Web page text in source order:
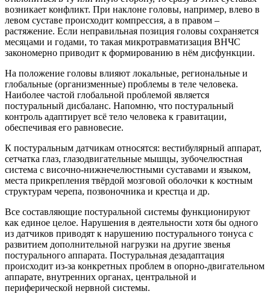
возникает конфликт. При наклоне головы, например, влево в
левом суставе происходит компрессия, а в правом –
растяжение. Если неправильная позиция головы сохраняется
месяцами и годами, то такая микротравматизация ВНЧС
закономерно приводит к формированию в нём дисфункции.
На положение головы влияют локальные, региональные и
глобальные (организменные) проблемы в теле человека.
Наиболее частой глобальной проблемой является
постуральный дисбаланс. Напомню, что постуральный
контроль адаптирует всё тело человека к гравитации,
обеспечивая его равновесие.
К постуральным датчикам относятся: вестибулярный аппарат,
сетчатка глаз, глазодвигательные мышцы, зубочелюстная
система с височно-нижнечелюстными суставами и языком,
места прикрепления твёрдой мозговой оболочки к костным
структурам черепа, позвоночника и крестца и др.
Все составляющие постуральной системы функционируют
как единое целое. Нарушения в деятельности хотя бы одного
из датчиков приводят к нарушению постурального тонуса с
развитием дополнительной нагрузки на другие звенья
постурального аппарата. Постуральная дезадаптация
происходит из-за конкретных проблем в опорно-двигательном
аппарате, внутренних органах, центральной и
периферической нервной системы.